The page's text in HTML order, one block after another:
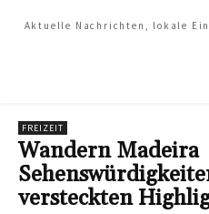
Aktuelle Nachrichten, lokale
FREIZEIT
Wandern Madeira
versteckten